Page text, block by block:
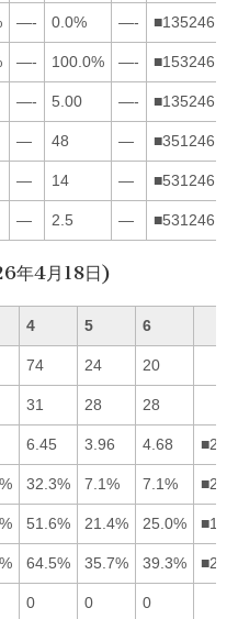
—- 0.0% —- ■135246
—- 100.0% —- ■153246
—- 5.00 —- ■135246
— 48 — ■351246
— 14 — ■531246
— 2.5 — ■531246
年4月18日)
4 5 6
74 24 20
31 28 28
6.45 3.96 4.68
32.3% 7.1% 7.1%
51.6% 21.4% 25.0%
64.5% 35.7% 39.3%
0 0 0